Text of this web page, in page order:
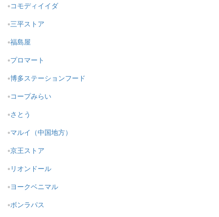
コモディイイダ
三平ストア
福島屋
プロマート
博多ステーションフード
コープみらい
さとう
マルイ（中国地方）
京王ストア
リオンドール
ヨークベニマル
ボンラパス